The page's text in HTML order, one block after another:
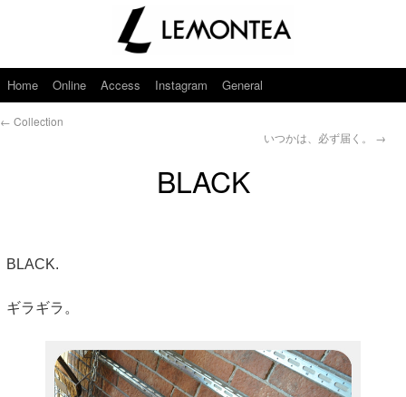
Home Online Access Instagram General
← Collection
いつかは、必ず届く。 →
BLACK
BLACK.
ギラギラ。